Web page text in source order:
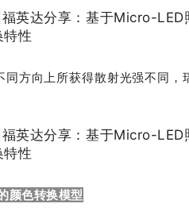
方向上所获得散射光强不同，
颜色转换模型